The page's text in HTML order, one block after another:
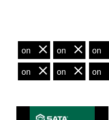
on on on
on on on